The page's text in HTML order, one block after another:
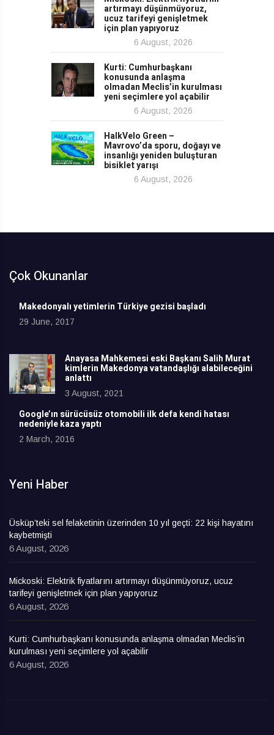
artırmayı düşünmüyoruz,
ucuz tarifeyi genişletmek
için plan yapıyoruz
6 August, 2026
Kurti: Cumhurbaşkanı
konusunda anlaşma
olmadan Meclis’in kurulması
yeni seçimlere yol açabilir
6 August, 2026
HalkVelo Green –
Mavrovo’da sporu, doğayı ve
insanlığı yeniden buluşturan
bisiklet yarışı
6 August, 2026
Çok Okunanlar
Makedonyalı yetimlerin Türkiye gezisi başladı
29 June, 2017
Anayasa Mahkemesi eski Başkanı Salih Murat
kimlerin Makedonya vatandaşlığı alabileceğini
anlattı
3 August, 2021
Google’ın sürücüsüz otomobili ilk defa kendi hatası
nedeniyle kaza yaptı
2 March, 2016
Yeni Haber
Üsküp’teki sel felaketinin üzerinden 10 yıl geçti: 22 kişi hayatını
kaybetmişti
6 August, 2026
Mickoski: Elektrik fiyatlarını artırmayı düşünmüyoruz, ucuz
tarifeyi genişletmek için plan yapıyoruz
6 August, 2026
Kurti: Cumhurbaşkanı konusunda anlaşma olmadan Meclis’in
kurulması yeni seçimlere yol açabilir
6 August, 2026